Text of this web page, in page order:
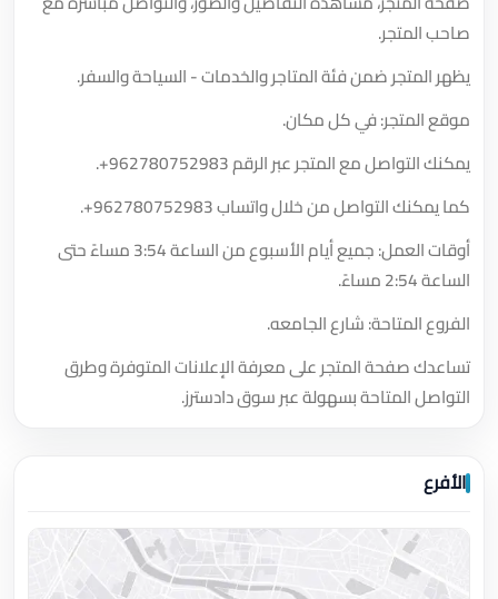
صاحب المتجر.
يظهر المتجر ضمن فئة المتاجر والخدمات - السياحة والسفر.
موقع المتجر: في كل مكان.
يمكنك التواصل مع المتجر عبر الرقم+962780752983
.
كما يمكنك التواصل من خلال واتساب+962780752983
.
أوقات العمل: جميع أيام الأسبوع من الساعة 3:54 مساءً حتى
الساعة 2:54 مساءً.
الفروع المتاحة: شارع الجامعه.
تساعدك صفحة المتجر على معرفة الإعلانات المتوفرة وطرق
التواصل المتاحة بسهولة عبر سوق دادسترز.
الأفرع